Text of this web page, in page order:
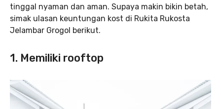
tinggal nyaman dan aman. Supaya makin bikin betah,
simak ulasan keuntungan kost di Rukita Rukosta
Jelambar Grogol berikut.
1. Memiliki rooftop